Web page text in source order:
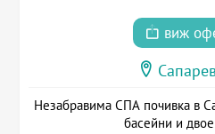
виж
Незабравима СПА почивка в
басейни и